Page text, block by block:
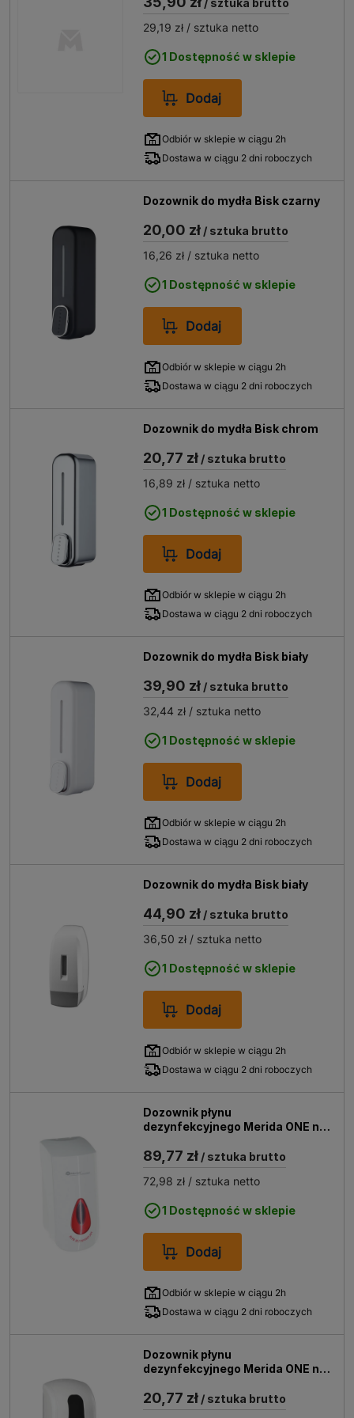
/ sztuka brutto
29,19 zł / sztuka netto
1 Dostępność w sklepie
Dodaj
Odbiór w sklepie w ciągu 2h
Dostawa w ciągu 2 dni roboczych
Dozownik do mydła Bisk czarny
20,00 zł / sztuka brutto
16,26 zł / sztuka netto
1 Dostępność w sklepie
Dodaj
Odbiór w sklepie w ciągu 2h
Dostawa w ciągu 2 dni roboczych
Dozownik do mydła Bisk chrom
20,77 zł / sztuka brutto
16,89 zł / sztuka netto
1 Dostępność w sklepie
Dodaj
Odbiór w sklepie w ciągu 2h
Dostawa w ciągu 2 dni roboczych
Dozownik do mydła Bisk biały
39,90 zł / sztuka brutto
32,44 zł / sztuka netto
1 Dostępność w sklepie
Dodaj
Odbiór w sklepie w ciągu 2h
Dostawa w ciągu 2 dni roboczych
Dozownik do mydła Bisk biały
44,90 zł / sztuka brutto
36,50 zł / sztuka netto
1 Dostępność w sklepie
Dodaj
Odbiór w sklepie w ciągu 2h
Dostawa w ciągu 2 dni roboczych
Dozownik płynu
dezynfekcyjnego Merida ONE na
89,77 zł / sztuka brutto
72,98 zł / sztuka netto
1 Dostępność w sklepie
Dodaj
Odbiór w sklepie w ciągu 2h
Dostawa w ciągu 2 dni roboczych
Dozownik płynu
dezynfekcyjnego Merida ONE na
20,77 zł / sztuka brutto